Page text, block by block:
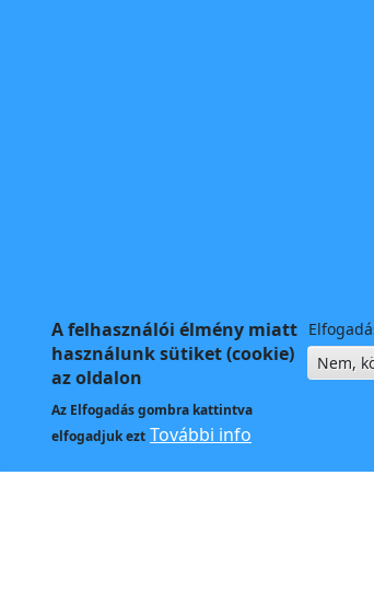
A felhasználói élmény miatt
használunk sütiket (cookie)
az oldalon
Az Elfogadásgombra kattintva
elfogadjuk ezt További info
Nem,